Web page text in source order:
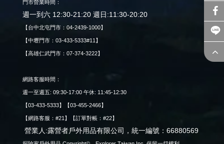
門市營業時間：
週一到六 12:30-21:20 週日:11:30-20:20
【台中北屯門市：04-2439-1000】
【中壢門市：03-433-5333#11】
【高雄仁武門市：07-374-3222】
網路客服時間：
週一至週五: 09:30-17:00 午休: 11:45-12:30
【03-433-5333】【03-455-2466】
【網路客服：#21】【訂單對帳：#22】
營業人:露營者戶外用品有限公司，統一編號：66880569